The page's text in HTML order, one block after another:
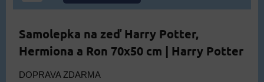
Samolepka na zeď Harry Potter,
Hermiona a Ron 70x50 cm | Harry Potter
DOPRAVA ZDARMA